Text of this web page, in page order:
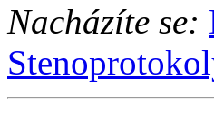
Nacházíte se: